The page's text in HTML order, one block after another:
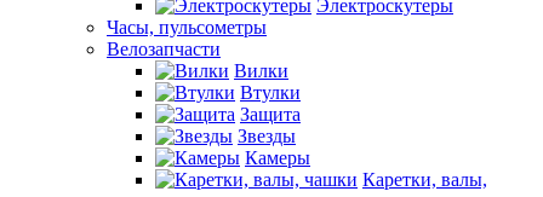
Электроскутеры
Часы, пульсометры
Велозапчасти
Вилки
Втулки
Защита
Звезды
Камеры
Каретки, валы,